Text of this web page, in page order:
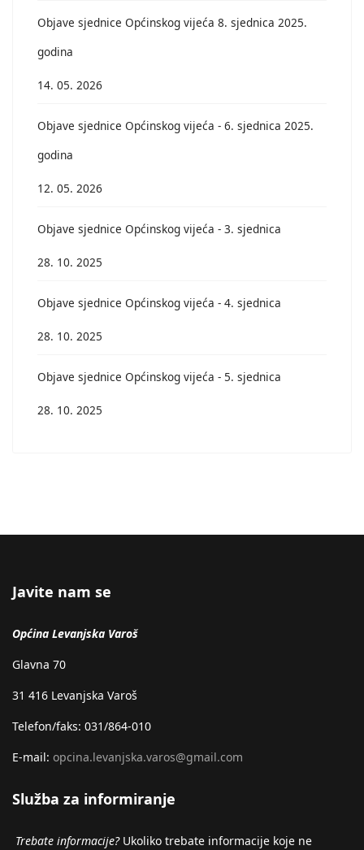
Objave sjednice Općinskog vijeća 8. sjednica 2025.
godina
14. 05. 2026
Objave sjednice Općinskog vijeća - 6. sjednica 2025.
godina
12. 05. 2026
Objave sjednice Općinskog vijeća - 3. sjednica
28. 10. 2025
Objave sjednice Općinskog vijeća - 4. sjednica
28. 10. 2025
Objave sjednice Općinskog vijeća - 5. sjednica
28. 10. 2025
Javite nam se
Općina Levanjska Varoš
Glavna 70
31 416 Levanjska Varoš
Telefon/faks: 031/864-010
E-mail: opcina.levanjska.varos@gmail.com
Služba za informiranje
Trebate informacije?Ukoliko trebate informacije koje ne